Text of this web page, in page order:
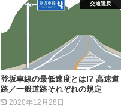
交通違反
登坂車線の最低速度とは!? 高速道
路／一般道路それぞれの規定
2020年12月28日